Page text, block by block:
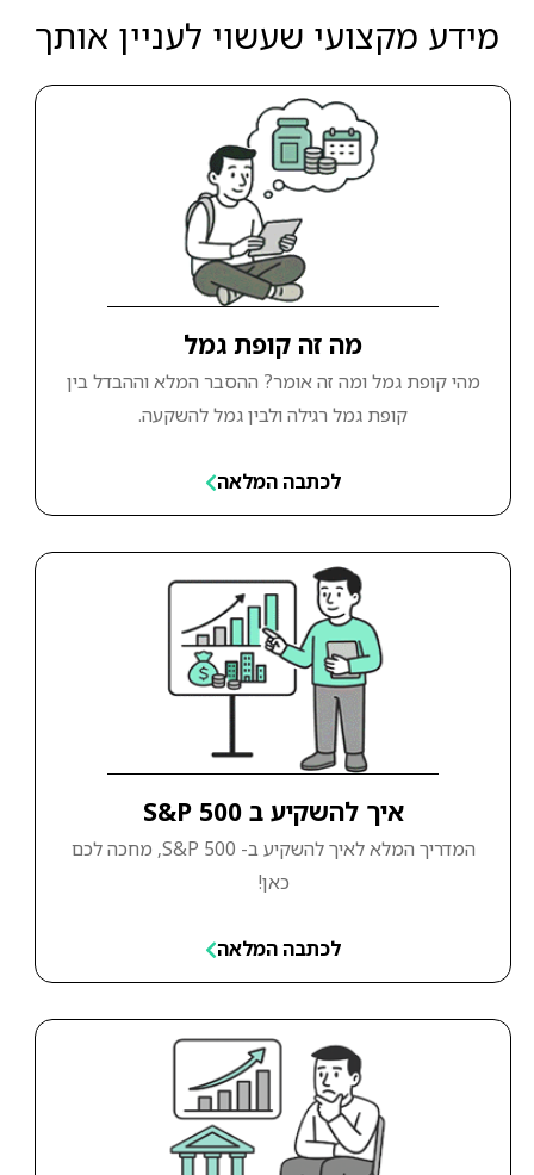
מידע מקצועי שעשוי לעניין אותך
מה זה קופת גמל
מהי קופת גמל ומה זה אומר? ההסבר המלא וההבדל בין
קופת גמל רגילה ולבין גמל להשקעה.
לכתבה המלאה
איך להשקיע ב S&P 500
המדריך המלא לאיך להשקיע ב- S&P 500, מחכה לכם
כאן!
לכתבה המלאה